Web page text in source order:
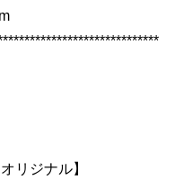
リジナル】